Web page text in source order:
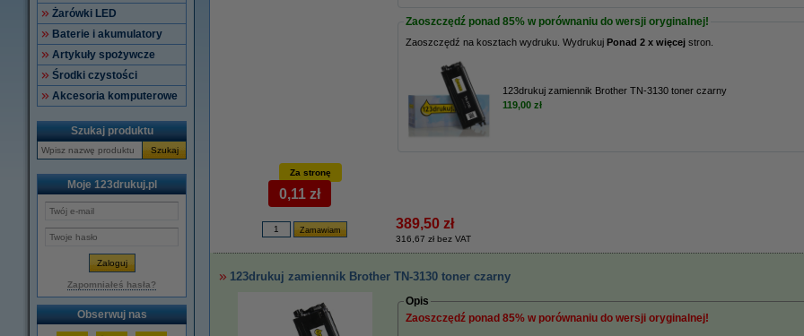
Żarówki LED
Baterie i akumulatory
Artykuły spożywcze
Środki czystości
Akcesoria komputerowe
Szukaj produktu
Szukaj
Moje 123drukuj.pl
Zapomniałeś hasła?
Obserwuj nas
Zaoszczędź ponad 85% w porównaniu do wersji oryginalnej!
Zaoszczędź na kosztach wydruku. Wydrukuj Ponad 2 x więcej stron.
123drukuj zamiennik Brother TN-3130 toner czarny
119,00 zł
Za stronę
0,11 zł
389,50 zł
316,67 zł bez VAT
123drukuj zamiennik Brother TN-3130 toner czarny
Opis
Zaoszczędź ponad 85% w porównaniu do wersji oryginalnej!